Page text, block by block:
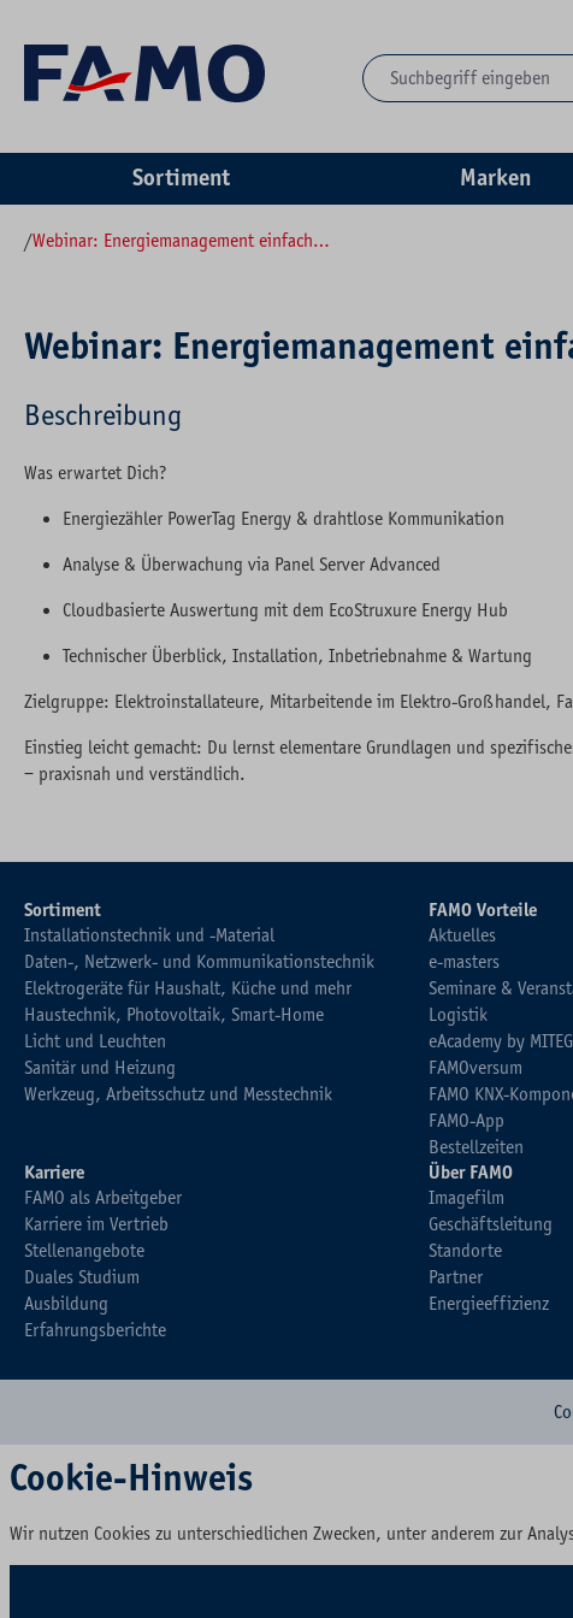
Sortiment Marken
/ Webinar: Energiemanagement einfach gemacht
Webinar: Energiemanagement
Beschreibung
Was erwartet Dich?
Energiezähler PowerTag Energy & drahtlose Kommunikation
Analyse & Überwachung via Panel Server Advanced
Cloudbasierte Auswertung mit dem EcoStruxure Energy Hub
Technischer Überblick, Installation, Inbetriebnahme & Wartung
Zielgruppe: Elektroinstallateure, Mitarbeitende im Elektro-Großhandel,
Einstieg leicht gemacht: Du lernst elementare Grundlagen und
– praxisnah und verständlich.
Sortiment
Installationstechnik und -Material
Daten-, Netzwerk- und Kommunikationstechnik
Elektrogeräte für Haushalt, Küche und mehr
Haustechnik, Photovoltaik, Smart-Home
Licht und Leuchten
Sanitär und Heizung
Werkzeug, Arbeitsschutz und Messtechnik
FAMO Vorteile
Aktuelles
e-masters
Seminare &
Logistik
eAcademy by
FAMOversum
FAMO KNX-
FAMO-App
Bestellzeiten
Karriere
FAMO als Arbeitgeber
Karriere im Vertrieb
Stellenangebote
Duales Studium
Ausbildung
Erfahrungsberichte
Über FAMO
Imagefilm
Geschäftsleitung
Standorte
Partner
Energieeffizienz
Cookie-Hinweis
Wir nutzen Cookies zu unterschiedlichen Zwecken, unter anderem zur